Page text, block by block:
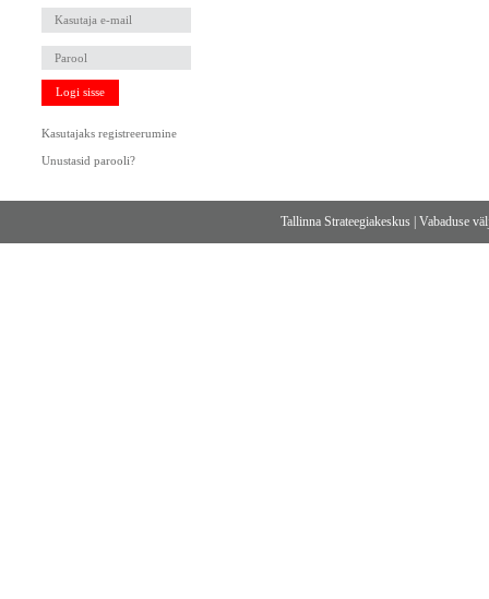
Logi sisse
Kasutajaks registreerumine
Unustasid parooli?
Tallinna Strateegiakeskus |Vabaduse